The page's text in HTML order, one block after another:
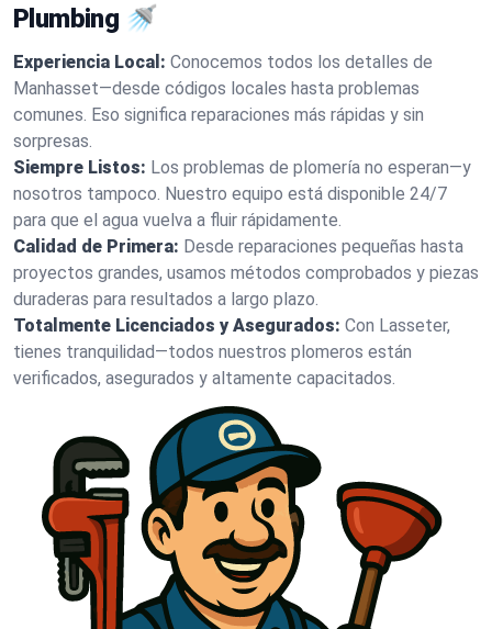
Plumbing 🚿
Experiencia Local: Conocemos todos los detalles de
Manhasset—desde códigos locales hasta problemas
comunes. Eso significa reparaciones más rápidas y sin
sorpresas.
Siempre Listos: Los problemas de plomería no esperan—y
nosotros tampoco. Nuestro equipo está disponible 24/7
para que el agua vuelva a fluir rápidamente.
Calidad de Primera: Desde reparaciones pequeñas hasta
proyectos grandes, usamos métodos comprobados y piezas
duraderas para resultados a largo plazo.
Totalmente Licenciados y Asegurados: Con Lasseter,
tienes tranquilidad—todos nuestros plomeros están
verificados, asegurados y altamente capacitados.